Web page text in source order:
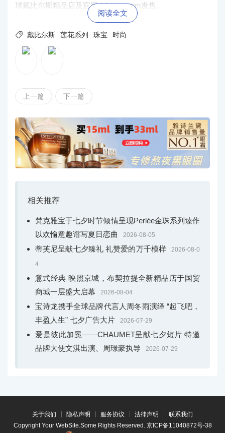
球戴比尔斯精品店及官网debeers.com发售。
阅读全文
 戴比尔斯 莲花系列 珠宝 时尚
上一篇 下一篇
相关推荐
梵克雅宝于七夕时节倾情呈现Perlée金珠系列臻作
以欢愉意趣谱写夏日恋曲
2026-08-05
蒂芙尼呈献七夕臻礼 礼赞爱的万千模样 2026-08-0
4
意式经典 映照京城，布契拉提全新精品店于国贸
商城一层盛大启幕
2026-08-04
宝诗龙携手全球品牌代言人周冬雨演绎 “起飞吧，
丰盈人生” 七夕广告大片
2026-07-29
爱是彼此加冕——CHAUMET呈献七夕短片 特邀
品牌大使文淇出演、周璟豪执导
2026-07-29
关于我们 隐私声明 服务协议 法律声明
联系我们
Copyright Your WebSite.Some Rights Reserved. 京ICP备11040872号-38